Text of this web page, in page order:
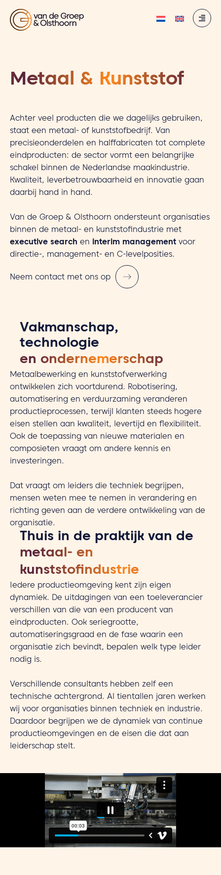
Metaal & Kunststof
Achter veel producten die we dagelijks gebruiken,
staat een metaal- of kunststofbedrijf. Van
precisieonderdelen en halffabricaten tot complete
eindproducten: de sector vormt een belangrijke
schakel binnen de Nederlandse maakindustrie.
Kwaliteit, leverbetrouwbaarheid en innovatie gaan
daarbij hand in hand.
Van de Groep & Olsthoorn ondersteunt organisaties
binnen de metaal- en kunststofindustrie met
executive search en interim management voor
directie-, management- en C-levelposities.
Neem contact met ons op
Vakmanschap,
technologie
en ondernemerschap
Metaalbewerking en kunststofverwerking
ontwikkelen zich voortdurend. Robotisering,
automatisering en verduurzaming veranderen
productieprocessen, terwijl klanten steeds hogere
eisen stellen aan kwaliteit, levertijd en flexibiliteit.
Ook de toepassing van nieuwe materialen en
composieten vraagt om andere kennis en
investeringen.
Dat vraagt om leiders die techniek begrijpen,
mensen weten mee te nemen in verandering en
richting geven aan de verdere ontwikkeling van de
organisatie.
Thuis in de praktijk van de
metaal- en
kunststofindustrie
Iedere productieomgeving kent zijn eigen
dynamiek. De uitdagingen van een toeleverancier
verschillen van die van een producent van
eindproducten. Ook seriegrootte,
automatiseringsgraad en de fase waarin een
organisatie zich bevindt, bepalen welk type leider
nodig is.
Verschillende consultants hebben zelf een
technische achtergrond. Al tientallen jaren werken
wij voor organisaties binnen techniek en industrie.
Daardoor begrijpen we de dynamiek van continue
productieomgevingen en de eisen die dat aan
leiderschap stelt.